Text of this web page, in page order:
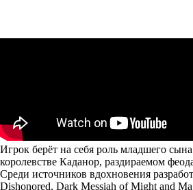
Игрок берёт на себя роль младшего
королевстве Каданор, раздираемом
Среди источников вдохновения
Dishonored, Dark Messiah of Might and